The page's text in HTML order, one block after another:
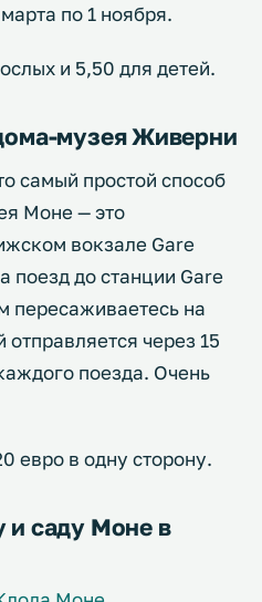
по 1 ноября.
и 5,50 для детей.
музея Живерни
самый простой способ
Моне — это
вокзале Gare
поезд до станции Gare
пересаживаетесь на
через 15
поезда. Очень
евро в одну сторону.
и саду Моне в